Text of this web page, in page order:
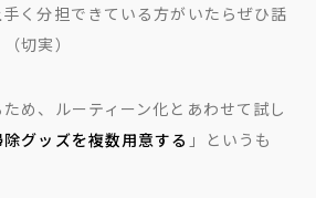
く分担できている方がいたらぜひ話
切実）
め、ルーティーン化とあわせて試し
除グッズを複数用意する 」というも